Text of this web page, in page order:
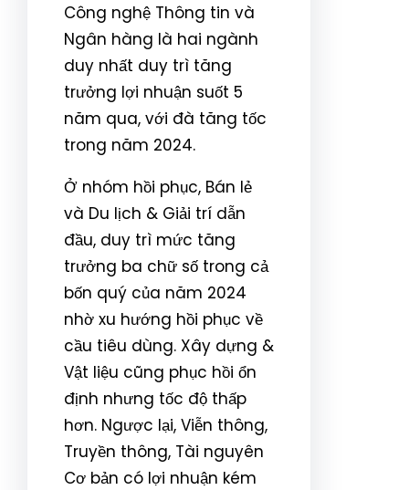
Công nghệ Thông tin và
Ngân hàng là hai ngành
duy nhất duy trì tăng
trưởng lợi nhuận suốt 5
năm qua, với đà tăng tốc
trong năm 2024.
Ở nhóm hồi phục, Bán lẻ
và Du lịch & Giải trí dẫn
đầu, duy trì mức tăng
trưởng ba chữ số trong cả
bốn quý của năm 2024
nhờ xu hướng hồi phục về
cầu tiêu dùng. Xây dựng &
Vật liệu cũng phục hồi ổn
định nhưng tốc độ thấp
hơn. Ngược lại, Viễn thông,
Truyền thông, Tài nguyên
Cơ bản có lợi nhuận kém